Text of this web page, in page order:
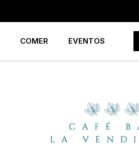
COMER EVENTOS